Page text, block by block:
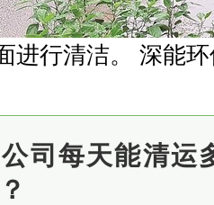
进行清洁。 深能
司每天能清运